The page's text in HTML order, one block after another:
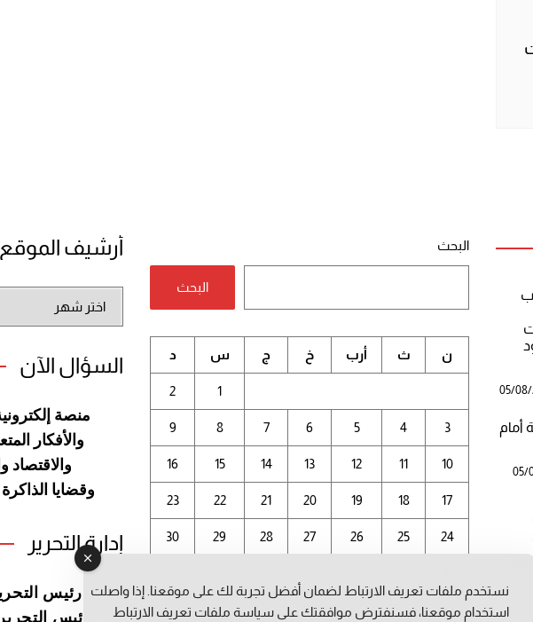
05/08/
أمام
05/
البحث
البحث
أغسطس 2026
ن ث أرب خ ج س د
1
2
3
4
5
6
7
8
9
10
11
12
13
14
15
16
17
18
19
20
21
22
23
24
25
26
27
28
29
30
أرشيف الموقع
الموقع
السؤال الآن
منصة
والأفكار
والاقتصاد
وقضايا
إدارة التحرير
رئيس
رئيس
نستخدم ملفات تعريف الارتباط لضمان أفضل تجربة لك على موقعنا. إذا واصلت
استخدام موقعنا، فسنفترض موافقتك على سياسة ملفات تعريف الارتباط